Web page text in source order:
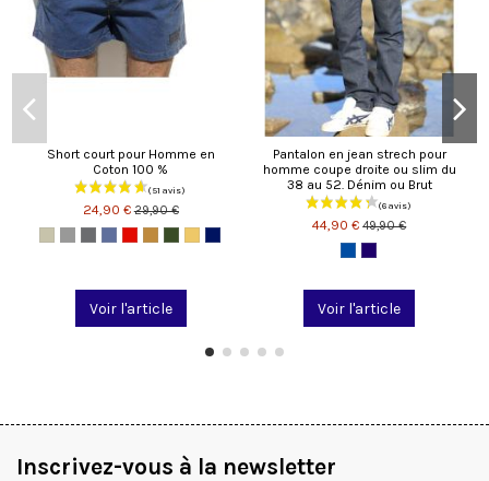
Short court pour Homme en
Coton 100 %
24,90 €29,90 €
Voir l'article
Pantalon en jean strech pour
homme coupe droite ou slim du
38 au 52. Dénim ou Brut
44,90 €49,90 €
Voir l'article
Inscrivez-vous à la newsletter